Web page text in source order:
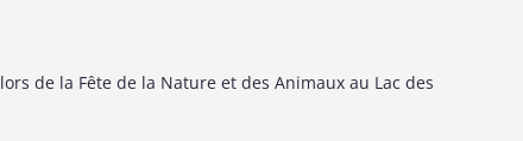
lors de la Fête de la Nature et des Animaux au Lac des